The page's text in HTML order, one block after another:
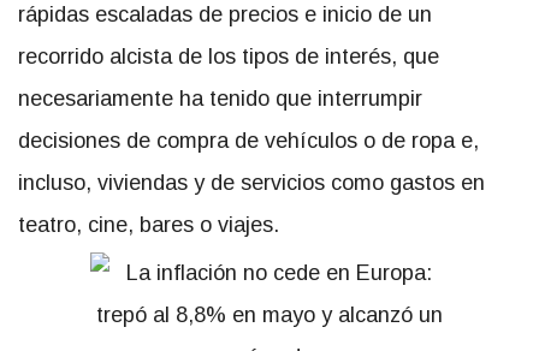
rápidas escaladas de precios e inicio de un
recorrido alcista de los tipos de interés, que
necesariamente ha tenido que interrumpir
decisiones de compra de vehículos o de ropa e,
incluso, viviendas y de servicios como gastos en
teatro, cine, bares o viajes.